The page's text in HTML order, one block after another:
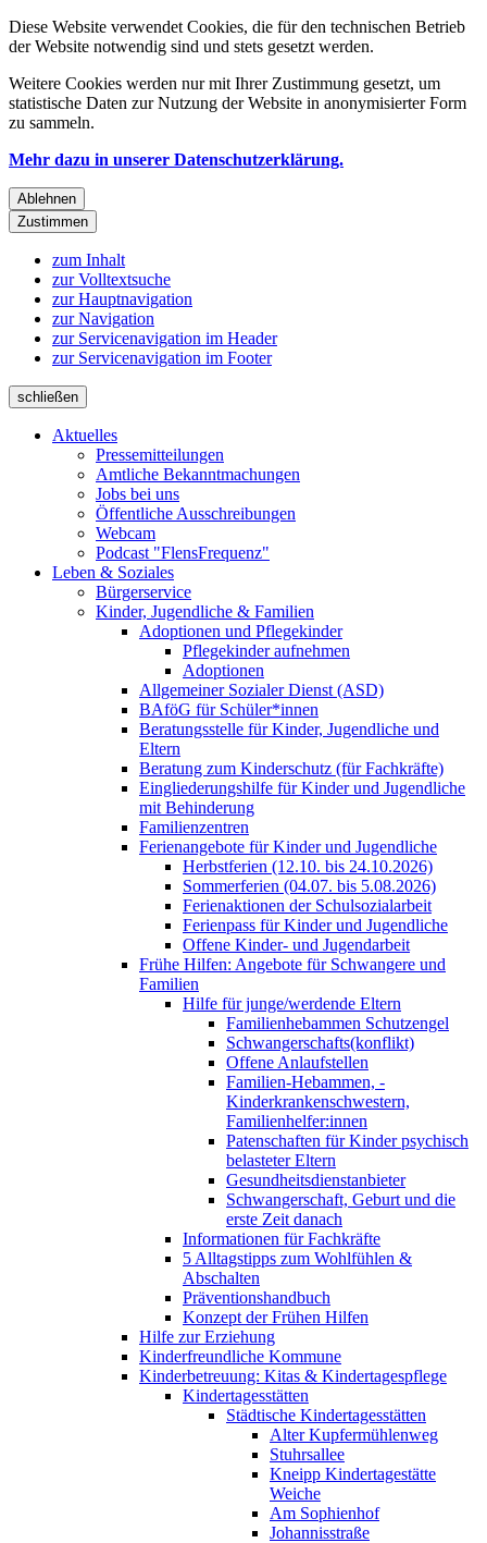
Diese Website verwendet Cookies, die für den technischen Betrieb
der Website notwendig sind und stets gesetzt werden.
Weitere Cookies werden nur mit Ihrer Zustimmung gesetzt, um
statistische Daten zur Nutzung der Website in anonymisierter Form
zu sammeln.
Mehr dazu in unserer Datenschutzerklärung.
Ablehnen
Zustimmen
zum Inhalt
zur Volltextsuche
zur Hauptnavigation
zur Navigation
zur Servicenavigation im Header
zur Servicenavigation im Footer
schließen
Aktuelles
Pressemitteilungen
Amtliche Bekanntmachungen
Jobs bei uns
Öffentliche Ausschreibungen
Webcam
Podcast "FlensFrequenz"
Leben & Soziales
Bürgerservice
Kinder, Jugendliche & Familien
Adoptionen und Pflegekinder
Pflegekinder aufnehmen
Adoptionen
Allgemeiner Sozialer Dienst (ASD)
BAföG für Schüler*innen
Beratungsstelle für Kinder, Jugendliche und
Eltern
Beratung zum Kinderschutz (für Fachkräfte)
Eingliederungshilfe für Kinder und Jugendliche
mit Behinderung
Familienzentren
Ferienangebote für Kinder und Jugendliche
Herbstferien (12.10. bis 24.10.2026)
Sommerferien (04.07. bis 5.08.2026)
Ferienaktionen der Schulsozialarbeit
Ferienpass für Kinder und Jugendliche
Offene Kinder- und Jugendarbeit
Frühe Hilfen: Angebote für Schwangere und
Familien
Hilfe für junge/werdende Eltern
Familienhebammen Schutzengel
Schwangerschafts(konflikt)
Offene Anlaufstellen
Familien-Hebammen, -
Kinderkrankenschwestern,
Familienhelfer:innen
Patenschaften für Kinder psychisch
belasteter Eltern
Gesundheitsdienstanbieter
Schwangerschaft, Geburt und die
erste Zeit danach
Informationen für Fachkräfte
5 Alltagstipps zum Wohlfühlen &
Abschalten
Präventionshandbuch
Konzept der Frühen Hilfen
Hilfe zur Erziehung
Kinderfreundliche Kommune
Kinderbetreuung: Kitas & Kindertagespflege
Kindertagesstätten
Städtische Kindertagesstätten
Alter Kupfermühlenweg
Stuhrsallee
Kneipp Kindertagestätte
Weiche
Am Sophienhof
Johannisstraße